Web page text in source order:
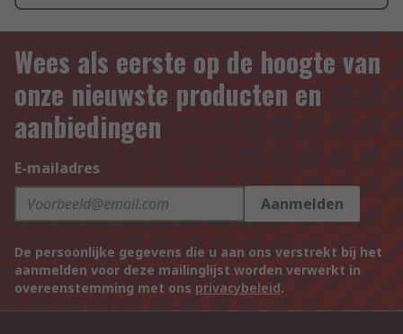
Wees als eerste op de hoogte van
onze nieuwste producten en
aanbiedingen
E-mailadres
Aanmelden
De persoonlijke gegevens die u aan ons verstrekt bij het
aanmelden voor deze mailinglijst worden verwerkt in
overeenstemming met ons privacybeleid.